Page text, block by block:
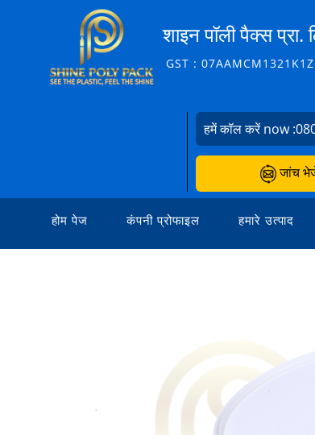
शाइन पॉली पैक्स प्रा.
GST :
हमें कॉल करें now :
जांच
होम पेज कंपनी प्रोफाइल हमारे उत्पाद